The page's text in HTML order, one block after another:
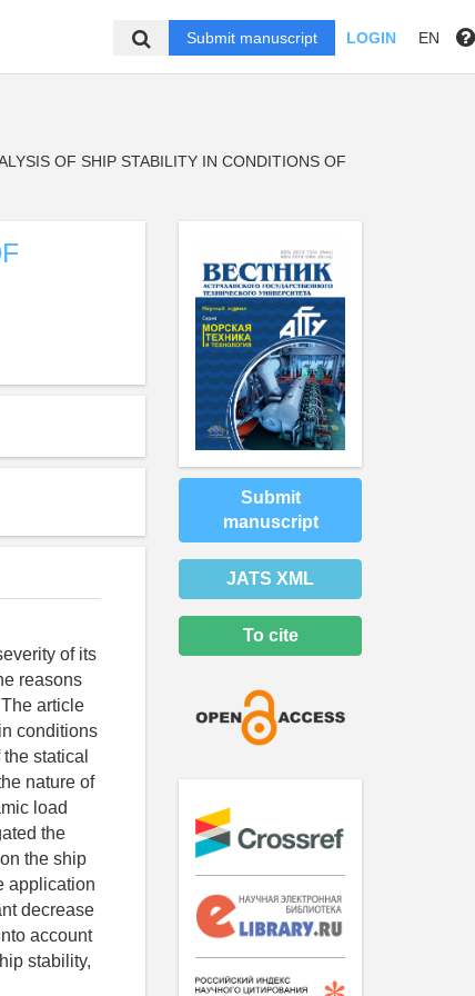
Submit manuscript LOGIN EN
OF SHIP STABILITY IN CONDITIONS OF
of its
reasons
article
conditions
statiсal
nature of
load
the
the ship
application
decrease
account
stability,
Submit
manuscript
JATS XML
To cite